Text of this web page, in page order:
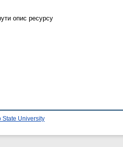
опис ресурсу
State University